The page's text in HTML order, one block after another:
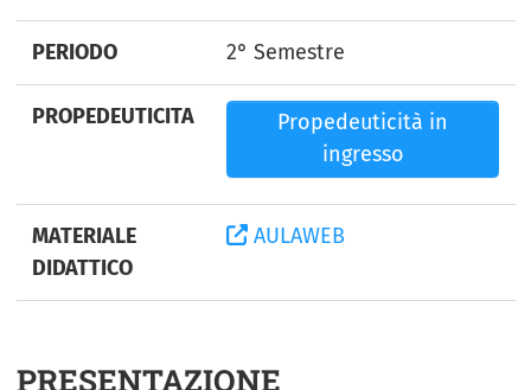
PERIODO 2° Semestre
PROPEDEUTICITA
Propedeuticità in
ingresso
MATERIALE
DIDATTICO
AULAWEB
PRESENTAZIONE